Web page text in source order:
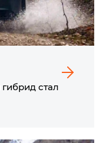
стал